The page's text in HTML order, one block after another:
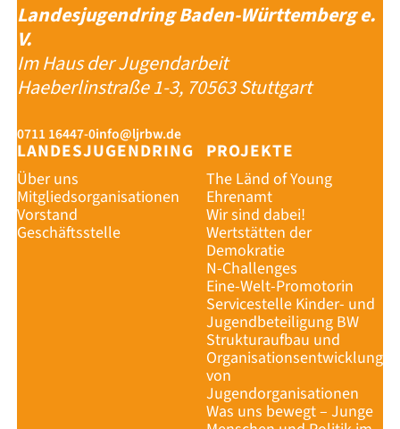
Landesjugendring Baden-Württemberg e.
V.
Im Haus der Jugendarbeit
Haeberlinstraße 1-3, 70563 Stuttgart
0711 16447-0info@ljrbw.de
LANDESJUGENDRING
Über uns
Mitgliedsorganisationen
Vorstand
Geschäftsstelle
PROJEKTE
The Länd of Young
Ehrenamt
Wir sind dabei!
Wertstätten der
Demokratie
N-Challenges
Eine-Welt-Promotorin
Servicestelle Kinder- und
Jugendbeteiligung BW
Strukturaufbau und
Organisationsentwicklung
von
Jugendorganisationen
Was uns bewegt – Junge